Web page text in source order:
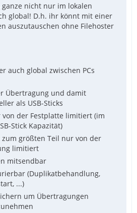
nicht nur im lokalen
global! D.h. ihr könnt mit einer
auszutauschen ohne Filehoster
auch global zwischen PCs
Übertragung und damit
als USB-Sticks
der Festplatte limitiert (im
Stick Kapazität)
zum größten Teil nur von der
limitiert
mitsendbar
(Duplikatbehandlung,
...)
um Übertragungen